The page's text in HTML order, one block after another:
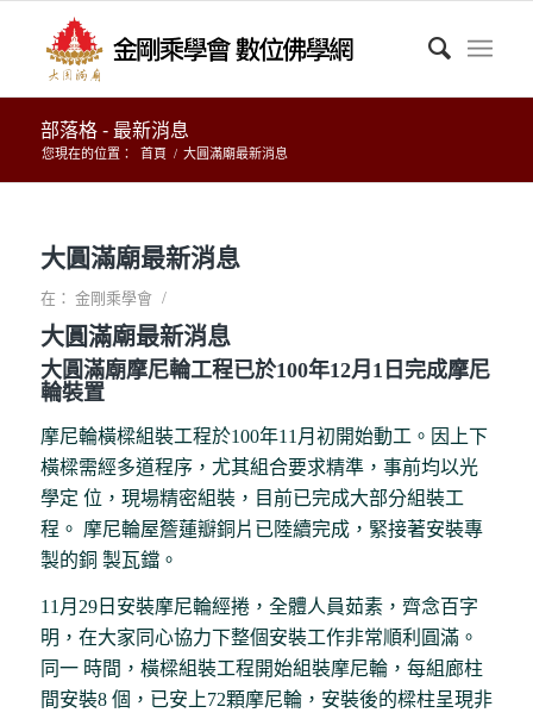
部落格 - 最新消息
您現在的位置： 首頁 / 大圓滿廟最新消息
大圓滿廟最新消息
在： 金剛乘學會 /
大圓滿廟最新消息
大圓滿廟摩尼輪工程已於100年12月1日完成摩尼
輪裝置
摩尼輪橫樑組裝工程於100年11月初開始動工。因上下
橫樑需經多道程序，尤其組合要求精準，事前均以光
學定 位，現場精密組裝，目前已完成大部分組裝工
程。 摩尼輪屋簷蓮瓣銅片已陸續完成，緊接著安裝專
製的銅 製瓦鐺。
11月29日安裝摩尼輪經捲，全體人員茹素，齊念百字
明，在大家同心協力下整個安裝工作非常順利圓滿。
同一 時間，橫樑組裝工程開始組裝摩尼輪，每組廊柱
間安裝8 個，已安上72顆摩尼輪，安裝後的樑柱呈現非